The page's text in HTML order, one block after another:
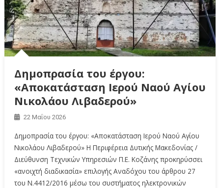
Δημοπρασία του έργου:
«Αποκατάσταση Ιερού Ναού Αγίου
Νικολάου Λιβαδερού»
22 Μαΐου 2026
Δημοπρασία του έργου: «Αποκατάσταση Ιερού Ναού Αγίου
Νικολάου Λιβαδερού» Η Περιφέρεια Δυτικής Μακεδονίας /
Διεύθυνση Τεχνικών Υπηρεσιών Π.Ε. Κοζάνης προκηρύσσει
«ανοιχτή διαδικασία» επιλογής Αναδόχου του άρθρου 27
του Ν.4412/2016 μέσω του συστήματος ηλεκτρονικών